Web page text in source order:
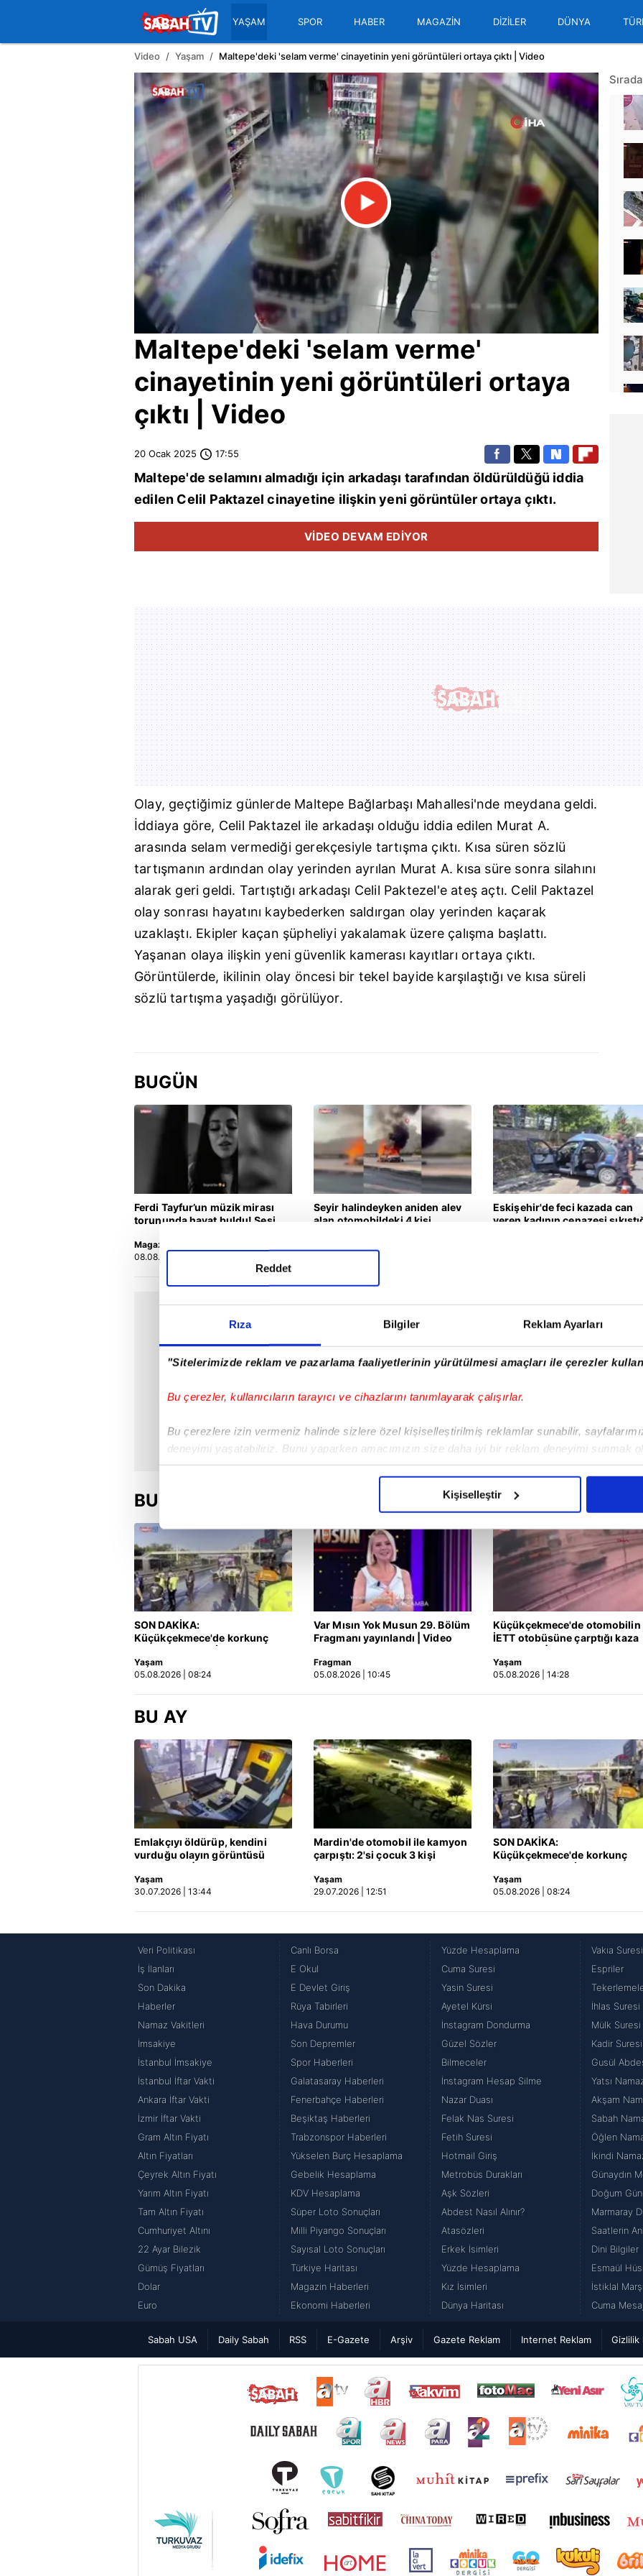
Rıza Bilgiler Reklam Ayarları
"Sitelerimizde reklam ve pazarlama faaliyetlerinin yürütülmesi amaçları ile çerezler
Bu çerezler, kullanıcıların tarayıcı ve cihazlarını tanımlayarak çalışırlar.
Bu çerezlere izin vermeniz halinde sizlere özel kişiselleştirilmiş reklamlar sunabilir,
deneyimi yaşatabiliriz. Bunu yaparken amacımızın size daha iyi bir reklam deneyimi sunmak
içerikleri sunabilmek adına elimizden gelen çabayı gösterdiğimizi ve bu noktada, reklamların
Sizlere daha iyi bir hizmet sunabilmek için İnternet Sitemizde kendimize ve üçüncü kişilere ait
çerezler vasıtasıyla çeşitli kişisel verileriniz işlenmekte olup gerekli olan çerezler bilgi toplumu
amacıyla kullanılmaktadır. Diğer çerezler, sitemizin daha işlevsel kılınması ve
reklam/pazarlama faaliyetlerinin yapılması, amaçlarıyla sınırlı olarak açık rızanız dahilinde
Çerezlere ilişkin tercihlerinizi aşağıda yer alan panel vasıtasıyla belirleyebilirsiniz. Çerezlere
mevzuata uygun olarak kullanılan çerezlerle ilgili bilgi almak için lütfen
Reddet
Kişiselleştir
YAŞAM SPOR HABER MAGAZİN DİZİLER DÜNYA
Video Yaşam Maltepe'deki 'selam verme' cinayetinin yeni görüntüleri ortaya çıktı | Video
Maltepe'deki 'selam verme'
cinayetinin yeni görüntüleri ortaya
çıktı | Video
20 Ocak 2025 17:55
Maltepe'de selamını almadığı için arkadaşı tarafından öldürüldüğü iddia
edilen Celil Paktazel cinayetine ilişkin yeni görüntüler ortaya çıktı.
VİDEO DEVAM EDİYOR
Olay, geçtiğimiz günlerde Maltepe Bağlarbaşı Mahallesi'nde meydana geldi.
İddiaya göre, Celil Paktazel ile arkadaşı olduğu iddia edilen Murat A.
arasında selam vermediği gerekçesiyle tartışma çıktı. Kısa süren sözlü
tartışmanın ardından olay yerinden ayrılan Murat A. kısa süre sonra silahını
alarak geri geldi. Tartıştığı arkadaşı Celil Paktezel'e ateş açtı. Celil Paktazel
olay sonrası hayatını kaybederken saldırgan olay yerinden kaçarak
uzaklaştı. Ekipler kaçan şüpheliyi yakalamak üzere çalışma başlattı.
Yaşanan olaya ilişkin yeni güvenlik kamerası kayıtları ortaya çıktı.
Görüntülerde, ikilinin olay öncesi bir tekel bayide karşılaştığı ve kısa süreli
sözlü tartışma yaşadığı görülüyor.
BUGÜN
Ferdi Tayfur’un müzik mirası
torununda hayat buldu! Sesi
Magazin
08.08.2026 | 10:11
Seyir halindeyken aniden alev
alan otomobildeki 4 kişi
Eskişehir'de feci kazada can
veren kadının cenazesi
BU HAFTA
SON DAKİKA:
Küçükçekmece'de korkunç
otobüsüne çarptı: 3 kişi
hayatını kaybetti | Video
Yaşam
05.08.2026 | 08:24
Var Mısın Yok Musun 29. Bölüm
Fragmanı yayınlandı | Video
Fragman
05.08.2026 | 10:45
Küçükçekmece'de otomobilin
İETT otobüsüne çarptığı kaza
Yaşam
05.08.2026 | 14:28
BU AY
Emlakçıyı öldürüp, kendini
vurduğu olayın görüntüsü
Yaşam
30.07.2026 | 13:44
Mardin'de otomobil ile kamyon
çarpıştı: 2'si çocuk 3 kişi
kamerada
Yaşam
29.07.2026 | 12:51
SON DAKİKA:
Küçükçekmece'de korkunç
otobüsüne çarptı: 3 kişi
hayatını kaybetti | Video
Yaşam
05.08.2026 | 08:24
Veri Politikası
İş İlanları
Son Dakika
Haberler
Namaz Vakitleri
İmsakiye
İstanbul İmsakiye
İstanbul İftar Vakti
Ankara İftar Vakti
İzmir İftar Vakti
Gram Altın Fiyatı
Altın Fiyatları
Çeyrek Altın Fiyatı
Yarım Altın Fiyatı
Tam Altın Fiyatı
Cumhuriyet Altını
22 Ayar Bilezik
Gümüş Fiyatları
Dolar
Euro
Canlı Borsa
E Okul
E Devlet Giriş
Rüya Tabirleri
Hava Durumu
Son Depremler
Spor Haberleri
Galatasaray Haberleri
Fenerbahçe Haberleri
Beşiktaş Haberleri
Trabzonspor Haberleri
Yükselen Burç Hesaplama
Gebelik Hesaplama
KDV Hesaplama
Süper Loto Sonuçları
Milli Piyango Sonuçları
Sayısal Loto Sonuçları
Türkiye Haritası
Magazin Haberleri
Ekonomi Haberleri
Yüzde Hesaplama
Cuma Suresi
Yasin Suresi
Ayetel Kürsi
İnstagram Dondurma
Güzel Sözler
Bilmeceler
İnstagram Hesap Silme
Nazar Duası
Felak Nas Suresi
Fetih Suresi
Hotmail Giriş
Metrobüs Durakları
Aşk Sözleri
Abdest Nasıl Alınır?
Atasözleri
Erkek İsimleri
Yüzde Hesaplama
Kız İsimleri
Dünya Haritası
Vakıa Suresi
Espriler
İhlas Suresi
Mülk Suresi
Kadir Suresi
Gusül
Yatsı
Akşam
Sabah
Öğlen
İkindi
Günaydın
Doğum
Marmaray
Saatlerin
Dini Bilgiler
Esmaül
İstiklal Marşı
Cuma
Sabah USA Daily Sabah RSS E-Gazete Arşiv Gazete Reklam Internet Reklam Gizlilik